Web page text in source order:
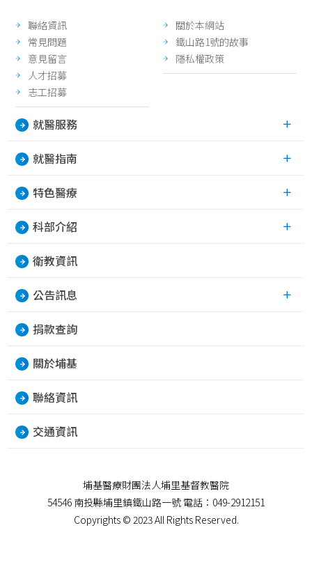
聯絡資訊
常見問題
意見留言
人才招募
志工招募
關於本網站
鐵山路1號的故事
隱私權政策
就醫服務
就醫指南
特色醫療
科部介紹
衛教資訊
公告訊息
捐款查詢
關於埔基
聯絡資訊
交通資訊
埔基醫療財團法人埔里基督教醫院
54546 南投縣埔里鎮鐵山路一號 電話：049-2912151
Copyrights © 2023 All Rights Reserved.